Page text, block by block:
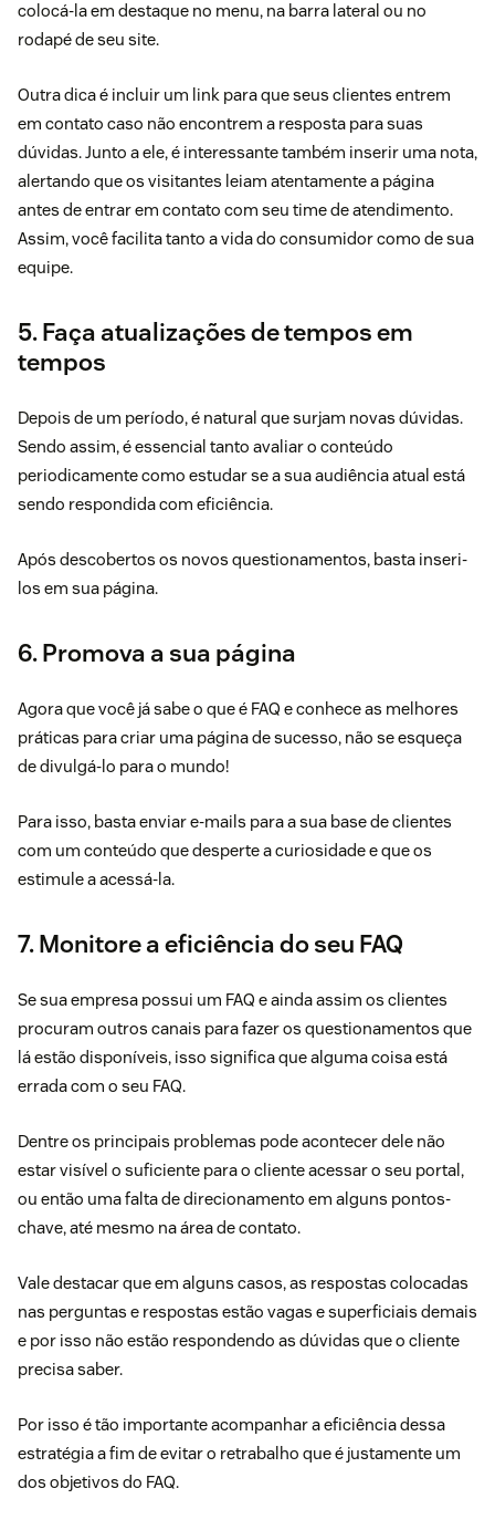
colocá-la em destaque no menu, na barra lateral ou no
rodapé de seu site.
Outra dica é incluir um link para que seus clientes entrem
em contato caso não encontrem a resposta para suas
dúvidas. Junto a ele, é interessante também inserir uma nota,
alertando que os visitantes leiam atentamente a página
antes de entrar em contato com seu time de atendimento.
Assim, você facilita tanto a vida do consumidor como de sua
equipe.
5. Faça atualizações de tempos em
tempos
Depois de um período, é natural que surjam novas dúvidas.
Sendo assim, é essencial tanto avaliar o conteúdo
periodicamente como estudar se a sua audiência atual está
sendo respondida com eficiência.
Após descobertos os novos questionamentos, basta inseri-
los em sua página.
6. Promova a sua página
Agora que você já sabe o que é FAQ e conhece as melhores
práticas para criar uma página de sucesso, não se esqueça
de divulgá-lo para o mundo!
Para isso, basta enviar e-mails para a sua base de clientes
com um conteúdo que desperte a curiosidade e que os
estimule a acessá-la.
7. Monitore a eficiência do seu FAQ
Se sua empresa possui um FAQ e ainda assim os clientes
procuram outros canais para fazer os questionamentos que
lá estão disponíveis, isso significa que alguma coisa está
errada com o seu FAQ.
Dentre os principais problemas pode acontecer dele não
estar visível o suficiente para o cliente acessar o seu portal,
ou então uma falta de direcionamento em alguns pontos-
chave, até mesmo na área de contato.
Vale destacar que em alguns casos, as respostas colocadas
nas perguntas e respostas estão vagas e superficiais demais
e por isso não estão respondendo as dúvidas que o cliente
precisa saber.
Por isso é tão importante acompanhar a eficiência dessa
estratégia a fim de evitar o retrabalho que é justamente um
dos objetivos do FAQ.